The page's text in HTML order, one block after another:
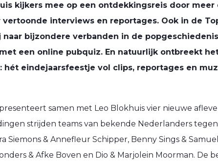
kijkers mee op een ontdekkingsreis door meer
interviews en reportages. Ook in de
naar bijzondere verbanden in de
een online pubquiz. En natuurlijk ontbreekt
hét eindejaarsfeestje vol clips, reportages en
samen met Leo Blokhuis vier nieuwe
strijden teams van bekende Nederlanders
Siemons & Annefleur Schipper, Benny Sings &
& Afke Boven en Dio & Marjolein Moorman. De